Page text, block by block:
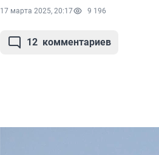
17 марта 2025, 20:17 9 196
12 комментариев